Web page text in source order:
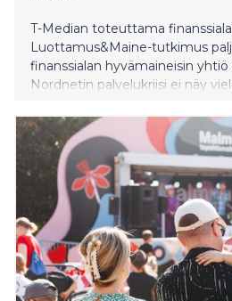
T-Median toteuttama
Luottamus&Maine-tutkimus
finanssialan hyvämaineisin yhtiö
Nordnetin palvelukriisi ei näy
kuten luottamukseen, alan